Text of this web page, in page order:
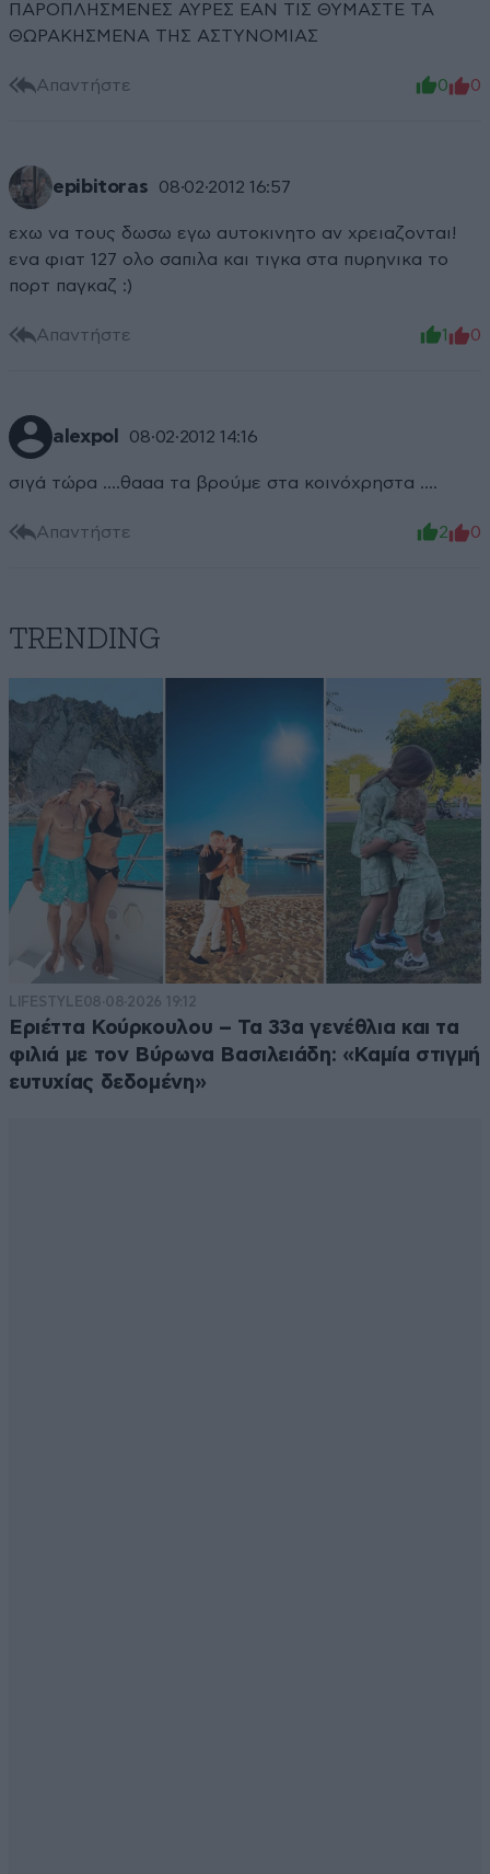
ΠΑΡΟΠΛΗΣΜΕΝΕΣ ΑΥΡΕΣ ΕΑΝ ΤΙΣ ΘΥΜΑΣΤΕ ΤΑ
ΘΩΡΑΚΗΣΜΕΝΑ ΤΗΣ ΑΣΤΥΝΟΜΙΑΣ
Απαντήστε 0 0
epibitoras 08·02·2012 16:57
εχω να τους δωσω εγω αυτοκινητο αν χρειαζονται!
ενα φιατ 127 ολο σαπιλα και τιγκα στα πυρηνικα το
πορτ παγκαζ :)
Απαντήστε 1 0
alexpol 08·02·2012 14:16
σιγά τώρα ....θααα τα βρούμε στα κοινόχρηστα ....
Απαντήστε 2 0
TRENDING
LIFESTYLE08·08·2026 19:12
Εριέττα Κούρκουλου – Τα 33α γενέθλια και τα
φιλιά με τον Βύρωνα Βασιλειάδη: «Καμία στιγμή
ευτυχίας δεδομένη»